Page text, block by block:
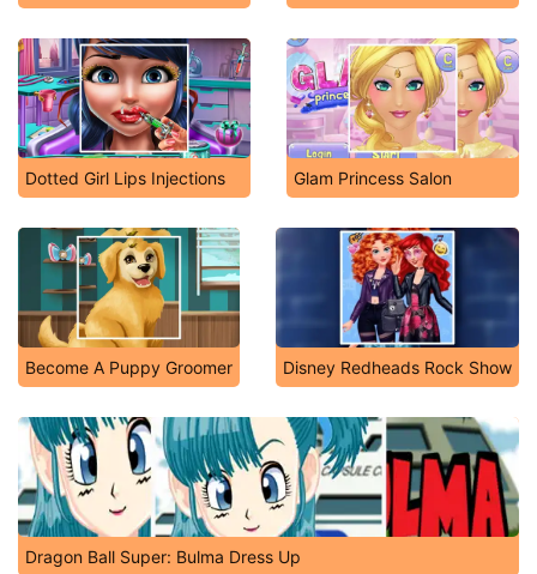
Dotted Girl Lips Injections Glam Princess Salon
Become A Puppy Groomer Disney Redheads Rock Show
Dragon Ball Super: Bulma Dress Up